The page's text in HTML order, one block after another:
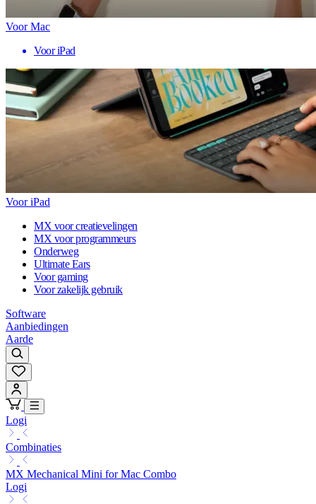
Voor Mac
Voor iPad
Voor iPad
MX voor creatievelingen
MX voor programmeurs
Onderweg
Ultimate Ears
Voor gaming
Voor zakelijk gebruik
Software
Aanbiedingen
Aarde
Logi
Combinaties
MX Mechanical Mini for Mac Combo
Logi